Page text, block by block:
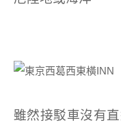
雖然接駁車沒有